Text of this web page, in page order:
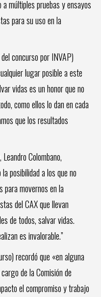
múltiples pruebas y ensayos
para su uso en la
concurso por INVAP)
lugar posible a este
vidas es un honor que no
como ellos lo dan en cada
que los resultados
Colombano,
posibilidad a los que no
para movernos en la
del CAX que llevan
de todos, salvar vidas.
es invalorable.”
recordó que «en alguna
de la Comisión de
el compromiso y trabajo